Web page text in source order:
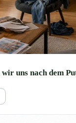
uns nach dem